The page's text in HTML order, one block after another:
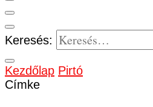
Keresés:
Kezdőlap Pirtó
Címke